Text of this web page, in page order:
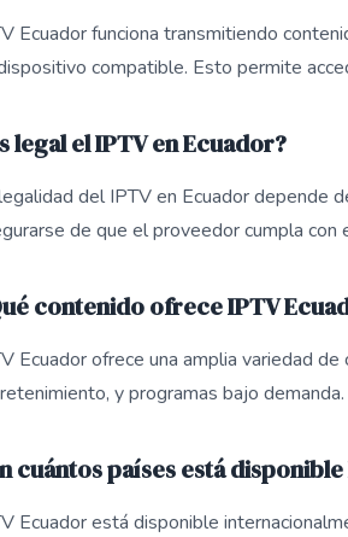
Ecuador funciona transmitiendo
compatible. Esto permite
legal el IPTV en Ecuador?
del IPTV en Ecuador depende
de que el proveedor cumpla
contenido ofrece IPTV
Ecuador ofrece una amplia variedad
y programas bajo
cuántos países está
Ecuador está disponible